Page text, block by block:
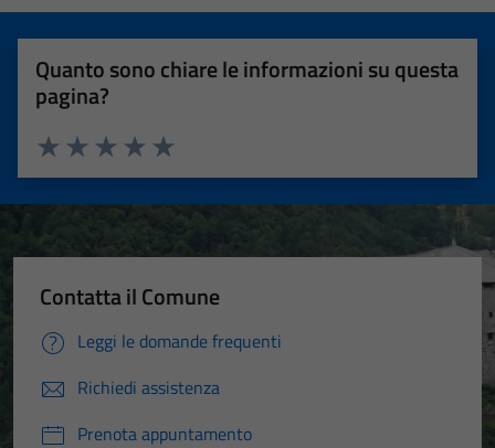
Quanto sono chiare le informazioni su questa
pagina?
Valuta 5 stelle su 5
Valuta 4 stelle su 5
Valuta 3 stelle su 5
Valuta 2 stelle su 5
Valuta 1 stelle su 5
Contatta il Comune
Leggi le domande frequenti
Richiedi assistenza
Prenota appuntamento